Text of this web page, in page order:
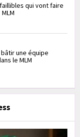
qui vont faire
une équipe
le MLM